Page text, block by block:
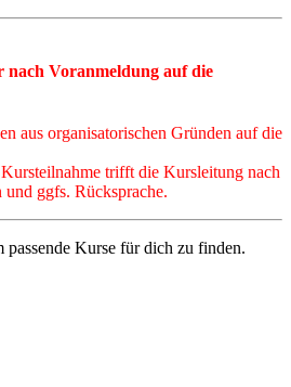
nach Voranmeldung auf die
aus organisatorischen Gründen auf die
trifft die Kursleitung nach
ggfs. Rücksprache.
Kurse für dich zu finden.